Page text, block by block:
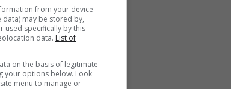
from your device
may be stored by,
used specifically by this
data. List of
on the basis of legitimate
your options below. Look
menu to manage or